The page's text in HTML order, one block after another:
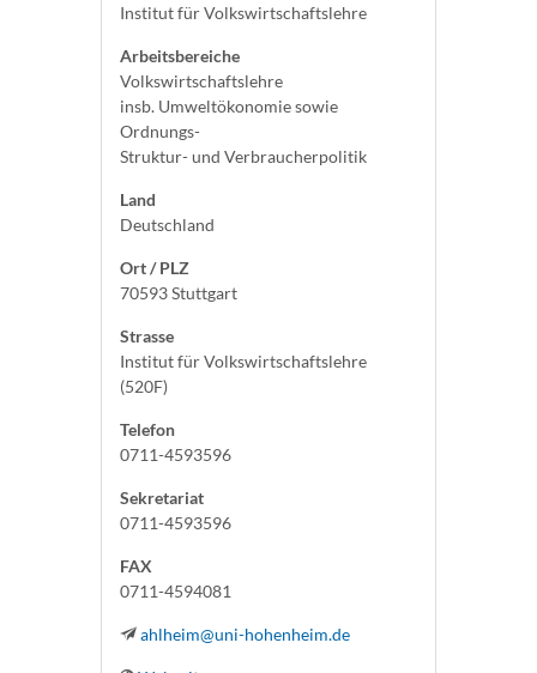
Institut für Volkswirtschaftslehre
Arbeitsbereiche
Volkswirtschaftslehre
insb. Umweltökonomie sowie
Ordnungs-
Struktur- und Verbraucherpolitik
Land
Deutschland
Ort / PLZ
70593 Stuttgart
Strasse
Institut für Volkswirtschaftslehre
(520F)
Telefon
0711-4593596
Sekretariat
0711-4593596
FAX
0711-4594081
ahlheim@uni-hohenheim.de